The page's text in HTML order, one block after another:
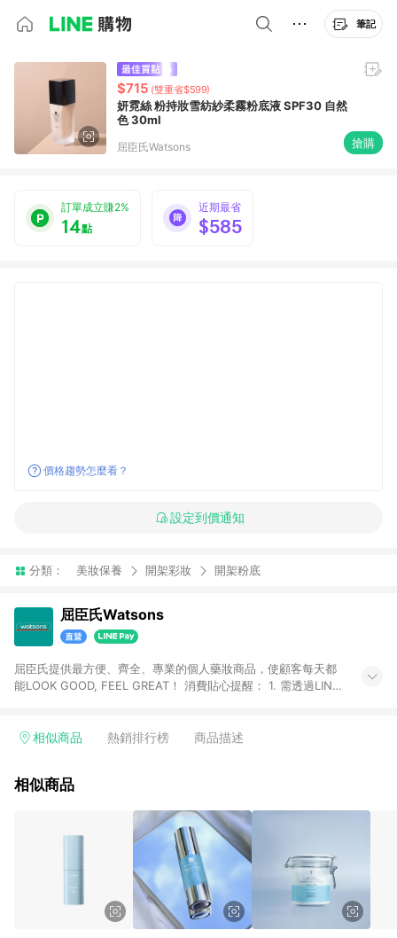
筆記
$715 (雙重省$599)
妍霓絲 粉持妝雪紡紗柔霧粉底液 SPF30 自然
色 30ml
屈臣氏Watsons 搶購
訂單成立賺2%
14點
近期最省
$585
價格趨勢怎麼看？
設定到價通知
分類： 美妝保養 開架彩妝 開架粉底
屈臣氏Watsons
屈臣氏提供最方便、齊全、專業的個人藥妝商品，使顧客每天都
能LOOK GOOD, FEEL GREAT！ 消費貼心提醒： 1. 需透過LINE
下單，每筆交易前請確認有經過LINE購物跳轉頁才符合返點資
數將於廠商出貨後30天前後發送。5.屈臣氏保留365天訂單記
單資格確認。 6.欲透過APP導購跳轉前往活動頁之用戶，煩請更
新屈臣氏APP至版本26010.4.0。
相似商品 熱銷排行榜 商品描述
相似商品